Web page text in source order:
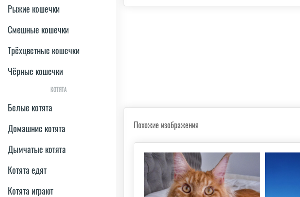
Рыжие кошечки
Смешные кошечки
Трёхцветные кошечки
Чёрные кошечки
КОТЯТА
Белые котята
Домашние котята
Дымчатые котята
Котята едят
Котята играют
Похожие изображения